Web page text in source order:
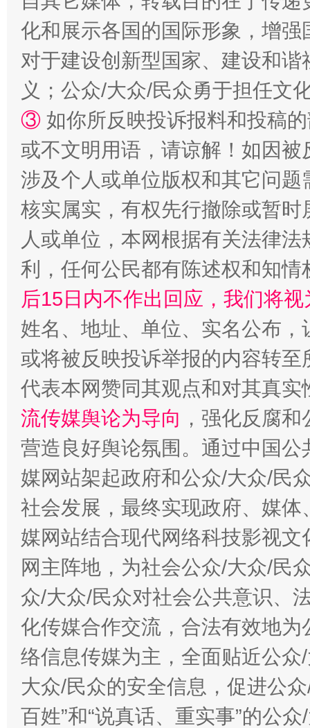
扯下公款旅游的“隐身衣” 如何以
完善运行机制助力责任有效落实 一纸欠
东山县通报“牛蛙产品抗生素超标问题” 法
化和展示各国的国际形象，增
对于建设创新型国家、建设和
义；公众/大众/民众勇于担任文
③ 如你所反映投诉报料和投稿
或不文明用语，请谅解！如因
涉及个人或单位版权和其它问题
核实属实，有权先行撤除或暂
人或单位，本网根据有关法律
利，任何公民都有陈述权和知情
后15日内不作出回应，我们将
姓名、地址、单位、实名公布
或将被反映投诉举报的内容转
代表本网赞同其观点和对其真实
流传媒舆论为导向 ，强化反腐
营造良好舆论氛围。通过中国
媒网站架起政府和公众/大众/民
社会发展，最终实现政府、媒
媒网站结合现代网络科技影视
网主阵地，为社会公众/大众/民
众/大众/民众对社会公共意识、
化传媒合作交流，合法有效地
络信息传媒为主，全面贴近公
大众/民众的安全信息，促进公
百姓”和“说真话、重实事”的公